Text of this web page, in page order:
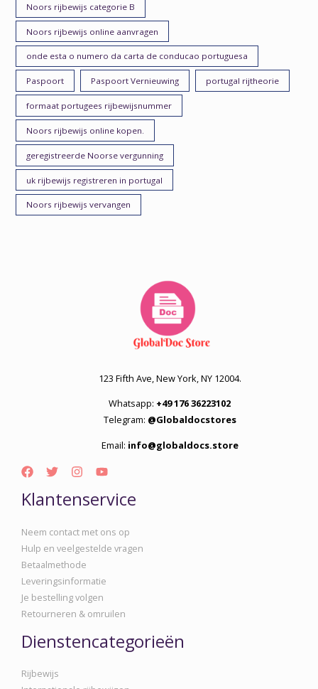
Noors rijbewijs categorie B
Noors rijbewijs online aanvragen
onde esta o numero da carta de conducao portuguesa
Paspoort Paspoort Vernieuwing portugal rijtheorie
formaat portugees rijbewijsnummer
Noors rijbewijs online kopen.
geregistreerde Noorse vergunning
uk rijbewijs registreren in portugal
Noors rijbewijs vervangen
123 Fifth Ave, New York, NY 12004.
Whatsapp: +49 176 36223102
Telegram: @Globaldocstores
Email: info@globaldocs.store
Klantenservice
Neem contact met ons op
Hulp en veelgestelde vragen
Betaalmethode
Leveringsinformatie
Je bestelling volgen
Retourneren & omruilen
Dienstencategorieën
Rijbewijs